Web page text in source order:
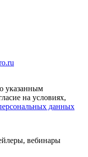
указанным
на условиях,
данных
вебинары